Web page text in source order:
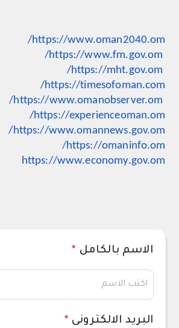
https://www.oman2040.om/
https://timesofoman.com/
https://experienceoman.om/
https://www.omannews.gov.om/
https://omaninfo.om/
https://www.economy.gov.om
الاسم بالكامل *
البريد الالكترونى *